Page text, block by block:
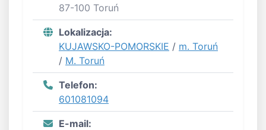
87-100 Toruń
Lokalizacja:
KUJAWSKO-POMORSKIE / m. Toruń
/ M. Toruń
Telefon:
601081094
E-mail: